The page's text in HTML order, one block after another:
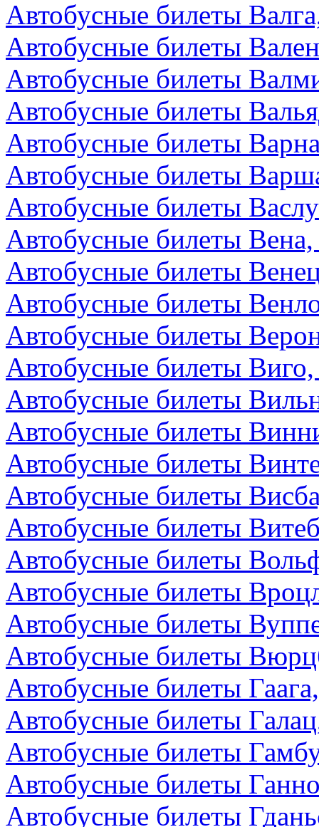
Автобусные билеты
Автобусные билеты
Автобусные билеты
Автобусные билеты
Автобусные билеты
Автобусные билеты
Автобусные билеты
Автобусные билеты
Автобусные билеты
Автобусные билеты
Автобусные билеты
Автобусные билеты
Автобусные билеты
Автобусные билеты
Автобусные билеты
Автобусные билеты
Автобусные билеты
Автобусные билеты
Автобусные билеты
Автобусные билеты
Автобусные билеты
Автобусные билеты
Автобусные билеты
Автобусные билеты
Автобусные билеты
Автобусные билеты